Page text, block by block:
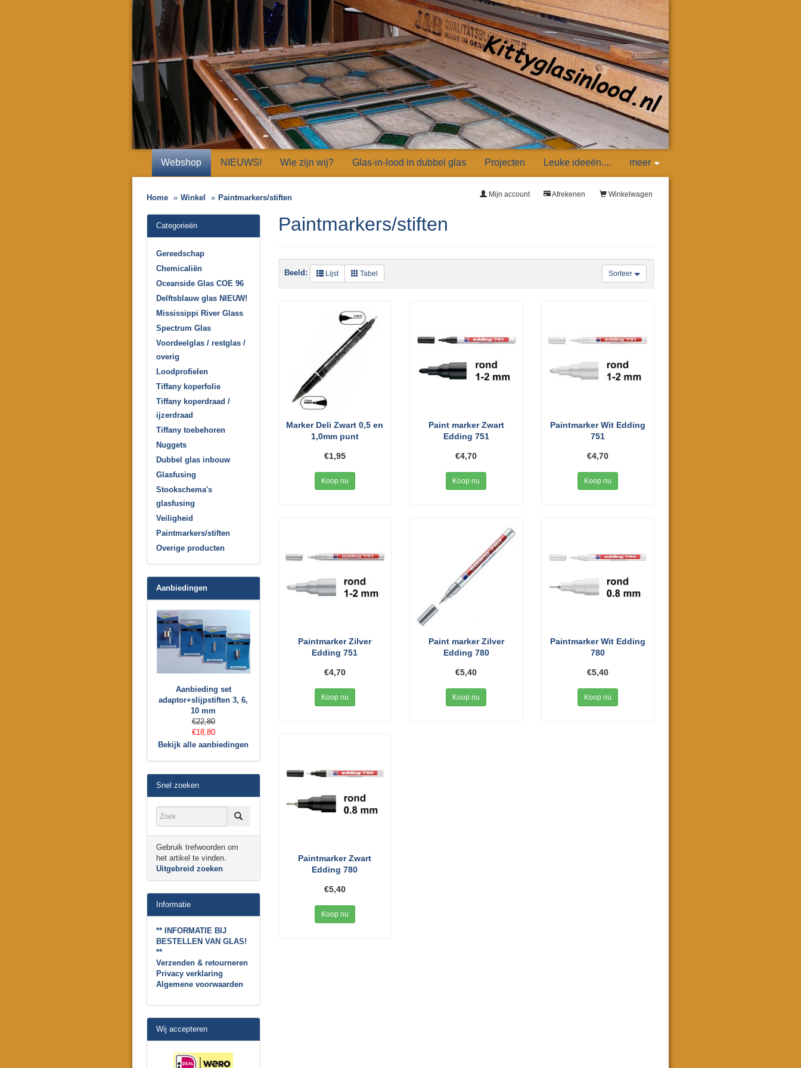
Webshop NIEUWS! Wie zijn wij? Glas-in-lood in dubbel glas Projecten Leuke ideeën.... meer
Home Winkel Paintmarkers/stiften Winkelwagen
Afrekenen
Mijn account
Paintmarkers/stiften
Sorteer
Beeld: Lijst Tabel
Marker Deli Zwart 0,5 en
1,0mm punt
€1,95
Koop nu
Paint marker Zwart
Edding 751
€4,70
Koop nu
Paintmarker Wit Edding
751
€4,70
Koop nu
Paintmarker Zilver
Edding 751
€4,70
Koop nu
Paint marker Zilver
Edding 780
€5,40
Koop nu
Paintmarker Wit Edding
780
€5,40
Koop nu
Paintmarker Zwart
Edding 780
€5,40
Koop nu
Categorieën
Gereedschap
Chemicaliën
Oceanside Glas COE 96
Delftsblauw glas NIEUW!
Mississippi River Glass
Spectrum Glas
Voordeelglas / restglas /
overig
Loodprofielen
Tiffany koperfolie
Tiffany koperdraad /
ijzerdraad
Tiffany toebehoren
Nuggets
Dubbel glas inbouw
Glasfusing
Stookschema's
glasfusing
Veiligheid
Paintmarkers/stiften
Overige producten
Aanbiedingen
Aanbieding set
adaptor+slijpstiften 3, 6,
10 mm
€22,80
€18,80
Bekijk alle aanbiedingen
Snel zoeken
Gebruik trefwoorden om
het artikel te vinden.
Uitgebreid zoeken
Informatie
** INFORMATIE BIJ
BESTELLEN VAN GLAS!
**
Verzenden & retourneren
Privacy verklaring
Algemene voorwaarden
Wij accepteren